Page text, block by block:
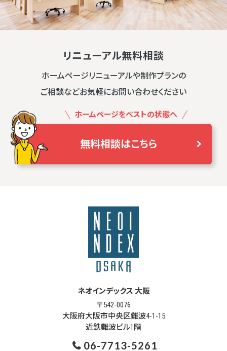
リニューアル無料相談
ホームページリニューアルや制作プランの
ご相談などお気軽にお問い合わせください
ホームページをベストの状態へ
無料相談はこちら
ネオインデックス 大阪
〒542-0076
大阪府大阪市中央区難波4-1-15
近鉄難波ビル1階
06-7713-5261